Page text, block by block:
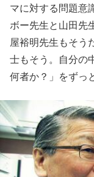
マに対する問題意
ボー先生と山田先
屋裕明先生もそう
士もそう。自分の
何者か？」をずっ